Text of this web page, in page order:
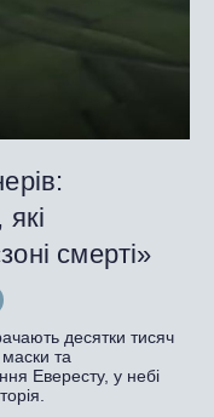
смерті»
десятки тисяч
маски та
Евересту, у небі